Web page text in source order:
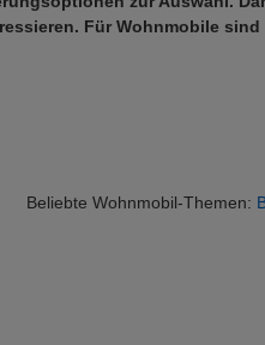
Für Wohnmobile
Beliebte Wohnmobil-Themen: